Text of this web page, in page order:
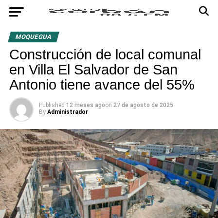
MOQUEGUA
Construcción de local comunal
en Villa El Salvador de San
Antonio tiene avance del 55%
Published 12 meses agoon 27 de agosto de 2025
By Administrador